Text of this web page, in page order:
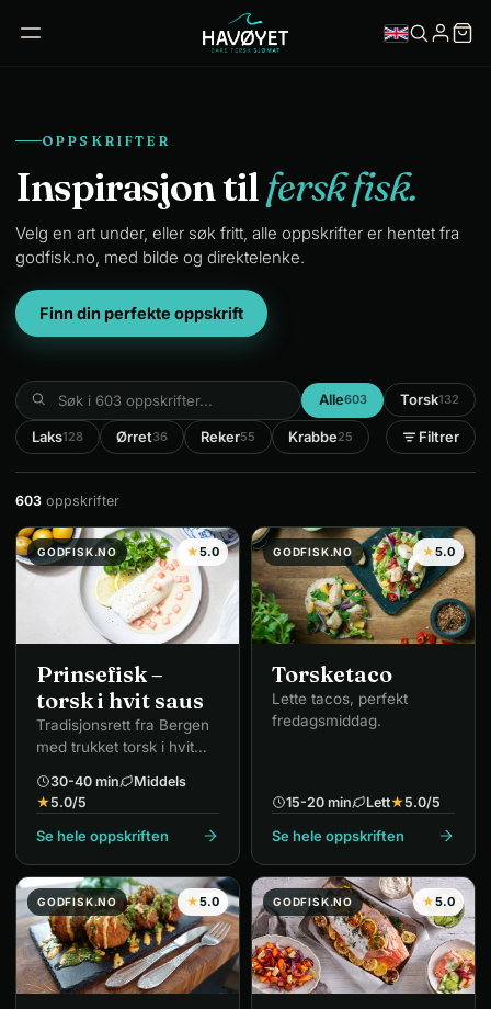
OPPSKRIFTER
Inspirasjon tilfersk fisk.
Velg en art under, eller søk fritt, alle oppskrifter er hentet fra
godfisk.no, med bilde og direktelenke.
Finn din perfekte oppskrift
Alle603 Torsk132
Laks128 Ørret36 Reker55 Krabbe25 Filtrer
603 oppskrifter
GODFISK.NO ★5.0
Prinsefisk –
torsk i hvit saus
Tradisjonsrett fra Bergen
med trukket torsk i hvit
30-40 min
Middels
★5.0/5
Se hele oppskriften
GODFISK.NO ★5.0
Torsketaco
Lette tacos, perfekt
fredagsmiddag.
15-20 min Lett★5.0/5
Se hele oppskriften
GODFISK.NO ★5.0 GODFISK.NO ★5.0